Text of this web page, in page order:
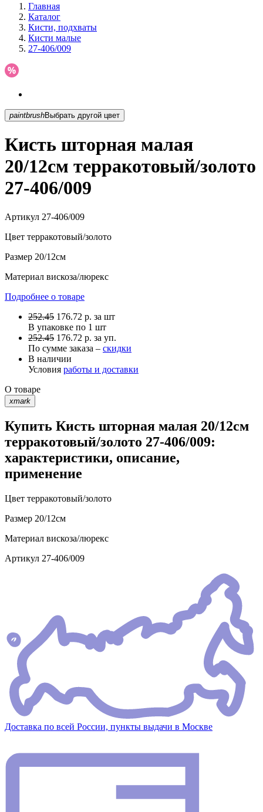
Главная
Каталог
Кисти, подхваты
Кисти малые
27-406/009
paintbrush Выбрать другой цвет
Кисть шторная малая
20/12см терракотовый/золото
27-406/009
Артикул 27-406/009
Цвет терракотовый/золото
Размер 20/12см
Материал вискоза/люрекс
Подробнее о товаре
252.45 176.72 р. за шт
В упаковке по 1 шт
252.45 176.72 р. за уп.
По сумме заказа – скидки
В наличии
Условия работы и доставки
О товаре
xmark
Купить Кисть шторная малая 20/12см
терракотовый/золото 27-406/009:
характеристики, описание,
применение
Цвет терракотовый/золото
Размер 20/12см
Материал вискоза/люрекс
Артикул 27-406/009
Доставка по всей России, пункты выдачи в Москве